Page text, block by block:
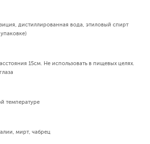
дистиллированная вода, этиловый спирт
15см. Не использовать в пищевых целях.
температуре
мирт, чабрец